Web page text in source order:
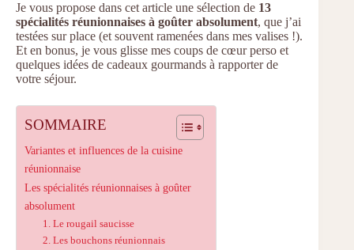
Je vous propose dans cet article une sélection de 13
spécialités réunionnaises à goûter absolument, que j’ai
testées sur place (et souvent ramenées dans mes valises !).
Et en bonus, je vous glisse mes coups de cœur perso et
quelques idées de cadeaux gourmands à rapporter de
votre séjour.
SOMMAIRE
Variantes et influences de la cuisine
réunionnaise
Les spécialités réunionnaises à goûter
absolument
1. Le rougail saucisse
2. Les bouchons réunionnais